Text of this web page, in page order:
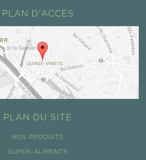
PLAN D'ACCÈS
PLAN DU SITE
NOS PRODUITS
SUPER-ALIMENTS